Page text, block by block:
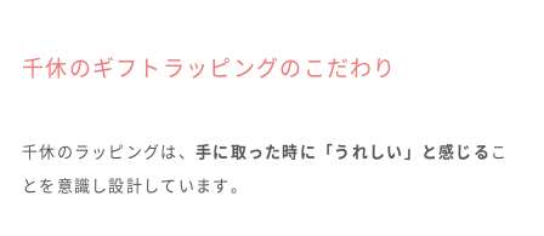
千休のギフトラッピングのこだわり
千休のラッピングは、 手に取った時に「うれしい」と感じる こ
とを意識し設計しています。